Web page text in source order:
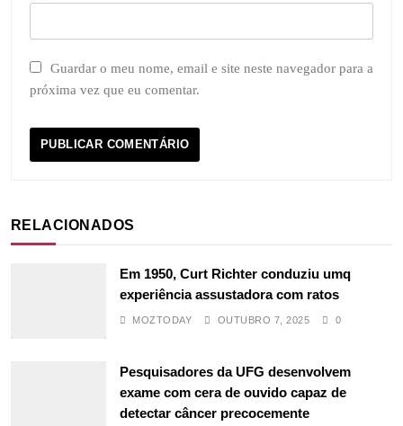
Guardar o meu nome, email e site neste navegador para a
próxima vez que eu comentar.
RELACIONADOS
Em 1950, Curt Richter conduziu umq
experiência assustadora com ratos
MOZTODAY OUTUBRO 7, 2025 0
Pesquisadores da UFG desenvolvem
exame com cera de ouvido capaz de
detectar câncer precocemente